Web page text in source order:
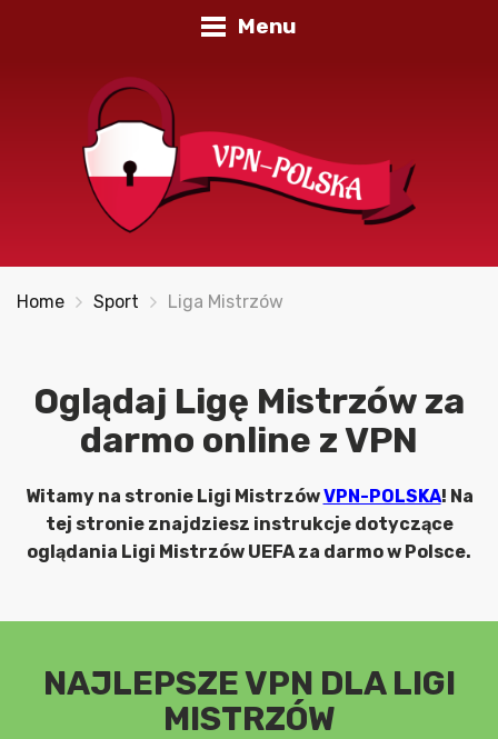
Menu
Home Sport Liga Mistrzów
Oglądaj Ligę Mistrzów za
darmo online z VPN
Witamy na stronie Ligi MistrzówVPN-POLSKA! Na
tej stronie znajdziesz instrukcje dotyczące
oglądania Ligi Mistrzów UEFA za darmo w Polsce.
NAJLEPSZE VPN DLA LIGI
MISTRZÓW